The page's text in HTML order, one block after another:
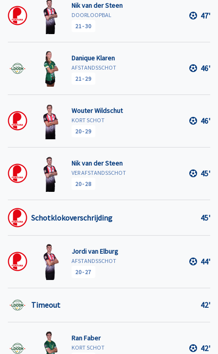
Nik van der Steen
DOORLOOPBAL
21-30
47'
Danique Klaren
AFSTANDSSCHOT
21-29
46'
Wouter Wildschut
KORT SCHOT
20-29
46'
Nik van der Steen
VER AFSTANDSSCHOT
20-28
45'
Schotklokoverschrijding 45'
Jordi van Elburg
AFSTANDSSCHOT
20-27
44'
Timeout 42'
Ran Faber
KORT SCHOT
42'